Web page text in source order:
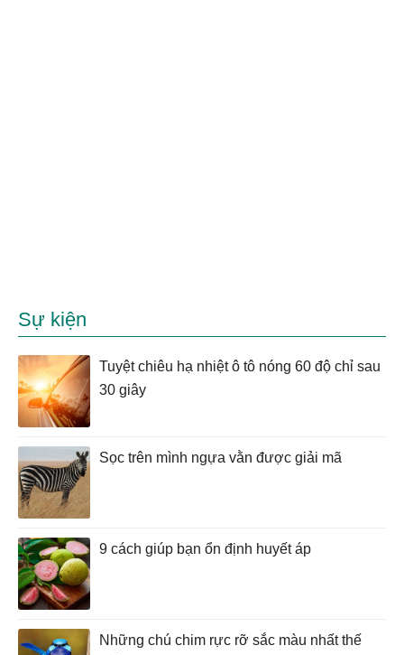
Sự kiện
Tuyệt chiêu hạ nhiệt ô tô nóng 60 độ chỉ sau
30 giây
Sọc trên mình ngựa vằn được giải mã
9 cách giúp bạn ổn định huyết áp
Những chú chim rực rỡ sắc màu nhất thế